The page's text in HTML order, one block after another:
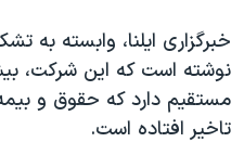
نرگس محمدی برنده جایزه
همایش محافظه‌کاران آمریکا
صفحه‌های ویژه
خبرگزاری ایلنا، وابسته به
مستقیم دارد که حقوق و
تاخیر افتاده است.